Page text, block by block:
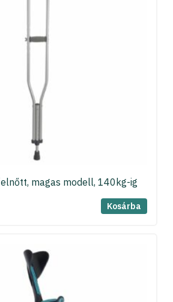
magas modell, 140kg-ig
Kosárba